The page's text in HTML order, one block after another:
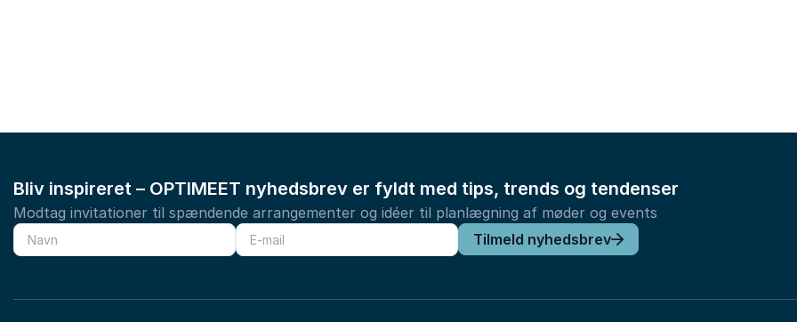
Bliv inspireret – OPTIMEET nyhedsbrev er fyldt med tips, trends og tendenser
Modtag invitationer til spændende arrangementer og idéer til planlægning af møder og events
Tilmeld nyhedsbrev